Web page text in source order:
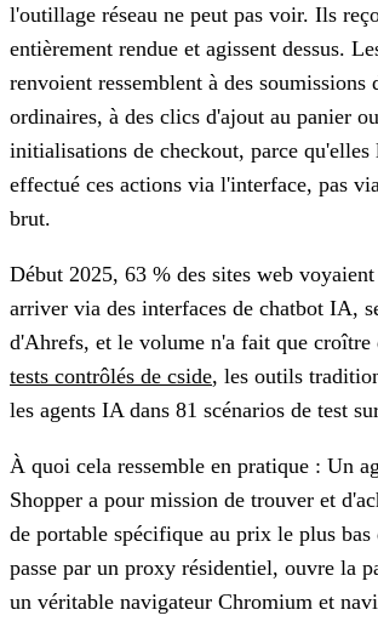
l'outillage réseau ne peut pas voir. Ils
entièrement rendue et agissent dessus.
renvoient ressemblent à des soumissions
ordinaires, à des clics d'ajout au panier
initialisations de checkout, parce qu'elles
effectué ces actions via l'interface, pas
brut.
Début 2025, 63 % des sites web
arriver via des interfaces de chatbot IA,
d'Ahrefs, et le volume n'a fait que croître
tests contrôlés de cside, les outils
les agents IA dans 81 scénarios de test
À quoi cela ressemble en pratique : Un
Shopper a pour mission de trouver et
de portable spécifique au prix le plus
passe par un proxy résidentiel, ouvre la
un véritable navigateur Chromium et